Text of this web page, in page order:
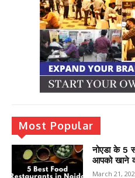
Most Popular
नोएडा के 5
आपको खाने
March 21,